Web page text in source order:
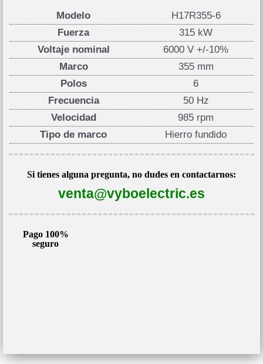
Modelo
H17R355-6
Fuerza
315 kW
Voltaje nominal
6000 V +/-10%
Marco
355 mm
Polos
6
Frecuencia
50 Hz
Velocidad
985 rpm
Tipo de marco
Hierro fundido
Si tienes alguna pregunta, no dudes en contactarnos:
venta@vyboelectric.es
Pago 100%
seguro